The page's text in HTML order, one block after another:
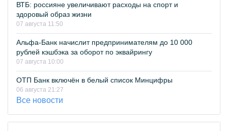
ВТБ: россияне увеличивают расходы на спорт и
здоровый образ жизни
07 августа 11:50
Альфа-Банк начислит предпринимателям до 10 000
рублей кэшбэка за оборот по эквайрингу
07 августа 10:00
ОТП Банк включён в белый список Минцифры
06 августа 21:27
Все новости